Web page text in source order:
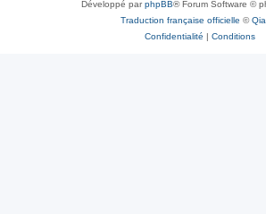
Développé parphpBB® Forum Software ©
Traduction française officielle ©
Confidentialité | Conditions